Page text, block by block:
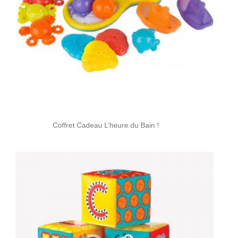
Coffret Cadeau L’heure du Bain !